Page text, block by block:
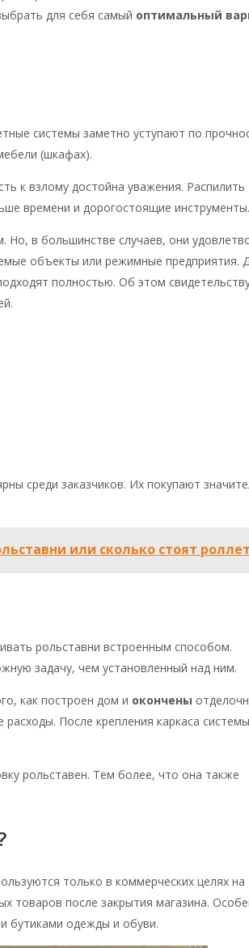
для себя самый оптимальный
системы заметно уступают по
(шкафах).
к взлому достойна уважения. Распилить
времени и дорогостоящие инструменты.
Но, в большинстве случаев, они
объекты или режимные предприятия.
полностью. Об этом
среди заказчиков. Их покупают
или сколько стоят
рольставни встроенным способом.
задачу, чем установленный над ним.
как построен дом и окончены
После крепления каркаса
рольставен. Тем более, что она также
только в коммерческих целях на
товаров после закрытия магазина.
бутиками одежды и обуви.